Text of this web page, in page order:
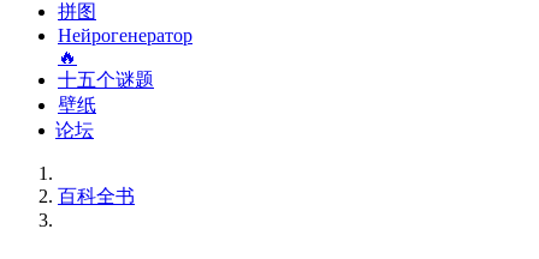
拼图
Нейрогенератор
🔥
十五个谜题
壁纸
论坛
百科全书